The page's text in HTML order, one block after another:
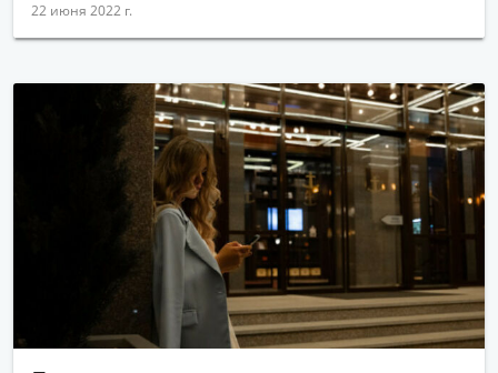
22 июня 2022 г.